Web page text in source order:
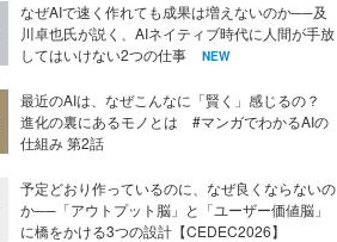
なぜAIで速く作れても成果は増えないのか──及
川卓也氏が説く、AIネイティブ時代に人間が手放
してはいけない2つの仕事
NEW
最近のAIは、なぜこんなに「賢く」感じるの？
進化の裏にあるモノとは #マンガでわかるAIの
仕組み 第2話
予定どおり作っているのに、なぜ良くならないの
か──「アウトプット脳」と「ユーザー価値脳」
に橋をかける3つの設計【CEDEC2026】